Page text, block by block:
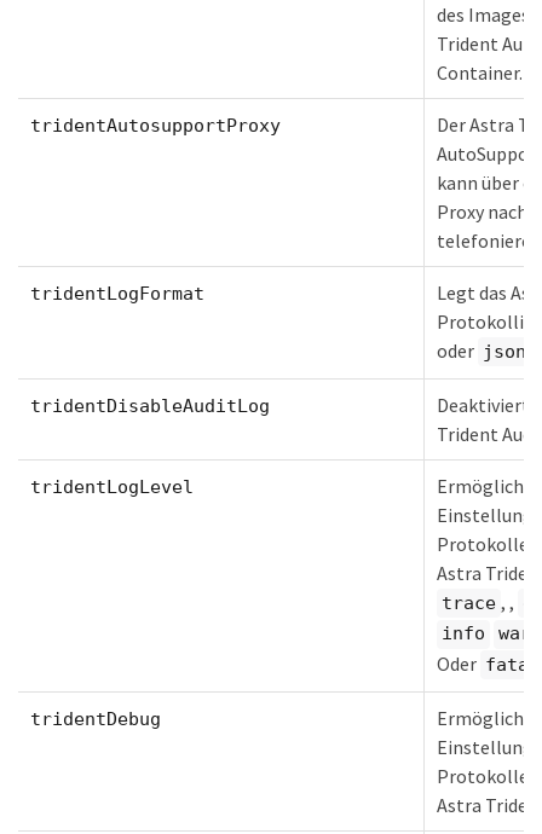
des Images
Trident
Container.
tridentAutosupportProxy
Der Astra
kann über
Proxy nach
tridentLogFormat
Legt das
oder json
tridentDisableAuditLog
Deaktiviert
Trident
tridentLogLevel
Ermöglicht
Einstellung
Astra
trace , ,
info
warn
Oder fatal
tridentDebug
Ermöglicht
Einstellung
Astra